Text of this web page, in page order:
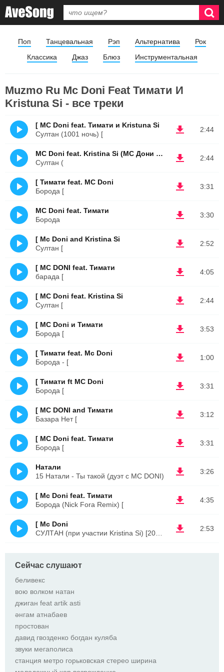
Поп Танцевальная Рэп Альтернатива
Рок
Классика
Джаз Блюз Инструментальная
Muzmo Ru Mc Doni Feat Тимати И
Kristuna Si - все треки
2:44
[ MC Doni feat. Тимати и Kristuna Si
Султан (1001 ночь) [
2:44
MC Doni feat. Kristina Si (МС Дони и Кристина Си)
Султан (
3:31
[ Тимати feat. MC Doni
Борода [
3:30
MC Doni feat. Тимати
Борода
2:52
[ Mc Doni and Kristina Si
Султан [
4:05
[ MC DONI feat. Тимати
барада [
2:44
[ MC Doni feat. Kristina Si
Султан [
3:53
[ MC Doni и Тимати
Борода [
1:00
[ Тимати feat. Mc Doni
Борода - [
3:31
[ Тимати ft MC Doni
Борода [
3:12
[ MC DONI and Тимати
Базара Нет [
3:31
[ MC Doni feat. Тимати
Борода [
3:26
Натали
15 Натали - Ты такой (дуэт с MC DONI)
4:35
[ Mc Doni feat. Тимати
Борода (Nick Fora Remix) [
2:53
[ Mc Doni
Сейчас слушают
беливекс
вою волком натан
джиган feat artik asti
әнгам атнабаев
простован
давид гвозденко богдан куляба
звуки мегаполиса
станция метро горьковская стерео ширина